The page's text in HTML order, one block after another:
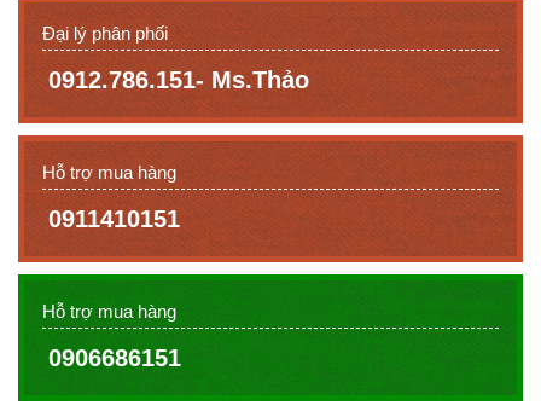
Đại lý phân phối
0912.786.151- Ms.Thảo
Hỗ trợ mua hàng
0911410151
Hỗ trợ mua hàng
0906686151